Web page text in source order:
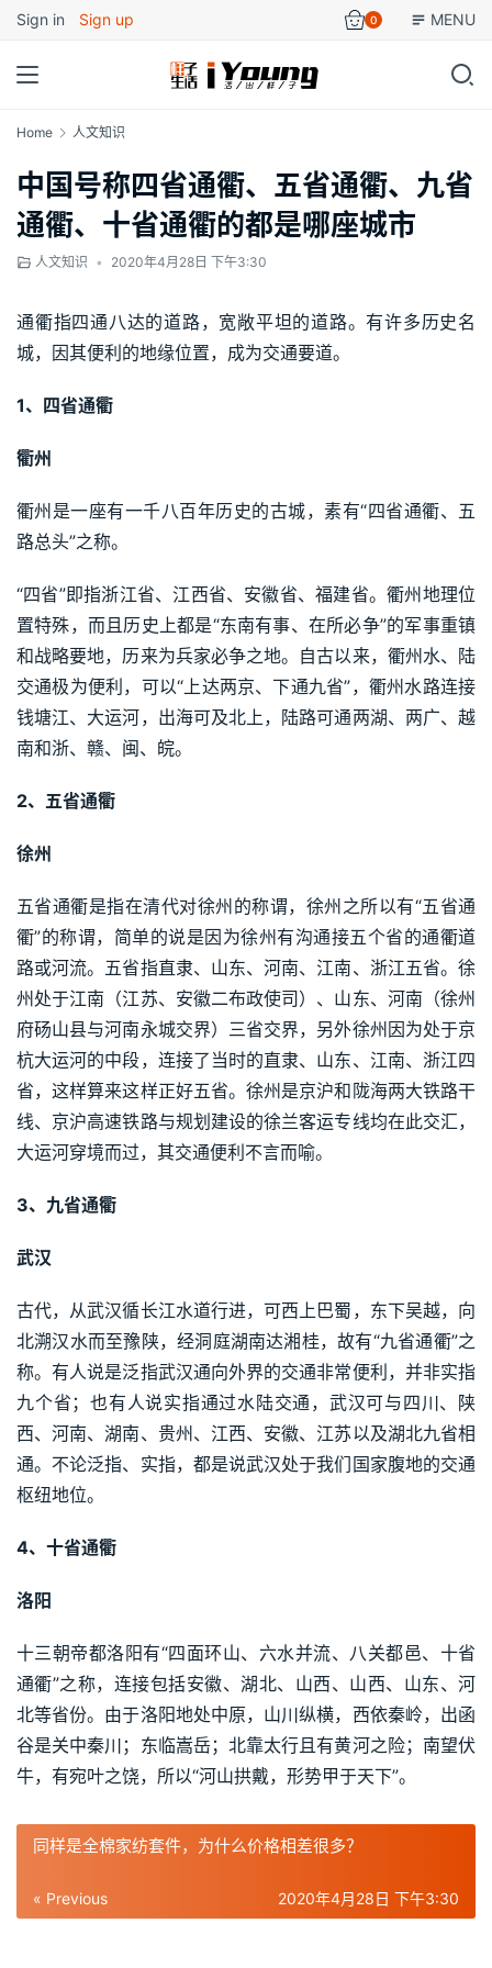
Sign in Sign up 0 MENU
Home 人文知识
中国号称四省通衢、五省通衢、九省
通衢、十省通衢的都是哪座城市
人文知识 • 2020年4月28日 下午3:30
通衢指四通八达的道路，宽敞平坦的道路。有许多历史名
城，因其便利的地缘位置，成为交通要道。
1、四省通衢
衢州
衢州是一座有一千八百年历史的古城，素有“四省通衢、五
路总头”之称。
“四省”即指浙江省、江西省、安徽省、福建省。衢州地理位
置特殊，而且历史上都是“东南有事、在所必争”的军事重镇
和战略要地，历来为兵家必争之地。自古以来，衢州水、陆
交通极为便利，可以“上达两京、下通九省”，衢州水路连接
钱塘江、大运河，出海可及北上，陆路可通两湖、两广、越
南和浙、赣、闽、皖。
2、五省通衢
徐州
五省通衢是指在清代对徐州的称谓，徐州之所以有“五省通
衢”的称谓，简单的说是因为徐州有沟通接五个省的通衢道
路或河流。五省指直隶、山东、河南、江南、浙江五省。徐
州处于江南（江苏、安徽二布政使司）、山东、河南（徐州
府砀山县与河南永城交界）三省交界，另外徐州因为处于京
杭大运河的中段，连接了当时的直隶、山东、江南、浙江四
省，这样算来这样正好五省。徐州是京沪和陇海两大铁路干
线、京沪高速铁路与规划建设的徐兰客运专线均在此交汇，
大运河穿境而过，其交通便利不言而喻。
3、九省通衢
武汉
古代，从武汉循长江水道行进，可西上巴蜀，东下吴越，向
北溯汉水而至豫陕，经洞庭湖南达湘桂，故有“九省通衢”之
称。有人说是泛指武汉通向外界的交通非常便利，并非实指
九个省；也有人说实指通过水陆交通，武汉可与四川、陕
西、河南、湖南、贵州、江西、安徽、江苏以及湖北九省相
通。不论泛指、实指，都是说武汉处于我们国家腹地的交通
枢纽地位。
4、十省通衢
洛阳
十三朝帝都洛阳有“四面环山、六水并流、八关都邑、十省
通衢”之称，连接包括安徽、湖北、山西、山西、山东、河
北等省份。由于洛阳地处中原，山川纵横，西依秦岭，出函
谷是关中秦川；东临嵩岳；北靠太行且有黄河之险；南望伏
牛，有宛叶之饶，所以“河山拱戴，形势甲于天下”。
同样是全棉家纺套件，为什么价格相差很多？
« Previous 2020年4月28日 下午3:30